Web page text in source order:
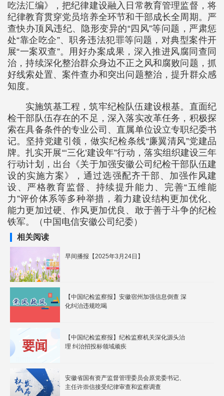
吃法汇编》，把纪律建设融入日常教育管理监督，将
纪律教育贯穿党员培养全环节和干部成长全周期。严
查快办顶风违纪、隐形变异的“四风”等问题，严肃惩
处“靠企吃企”、职务违法犯罪等问题，对典型案件开
展“一案双查”。用好办案成果，深入推进风腐同查同
治，持续深化整治群众身边不正之风和腐败问题，抓
好线索处置、案件查办和突出问题整治，提升群众感
知度。
实施筑基工程，筑牢纪检队伍建设根基。直面纪
检干部队伍存在的不足，深入落实改革任务，积极探
索在具备条件的专业公司、直属单位设立专职纪委书
记。坚持党建引领，做实纪检条线“廉翼清风”党建品
牌。扎实开展“‘三化’建设年”行动，落实组织建设三年
行动计划，出台《关于加强安徽公司纪检干部队伍建
设的实施方案》，通过选强配齐干部、加强作风建
设、严格教育监督、持续提升能力、完善“五维能
力”评价体系等多种举措，着力建设结构更加优化、
能力更加过硬、作风更加优良、敢于善于斗争的纪检
铁军。（中国电信安徽公司纪委）
相关阅读
早间播报【2025年3月24日】
【中国纪检监察报】安徽宿州加强信息倒查 深
化纠治违规吃喝
【中国纪检监察报】纪检监察机关深化源头治
理 纠治招投标领域顽疾
安徽省国有资产监督管理委员会原党委书记、
主任许崇信接受纪律审查和监察调查